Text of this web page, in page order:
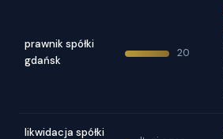
prawnik spółki
gdańsk
20
likwidacja spółki